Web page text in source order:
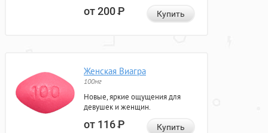
от 200Р Купить
Женская Виагра
100мг
Новые, яркие ощущения для
девушек и женщин.
от 116Р Купить